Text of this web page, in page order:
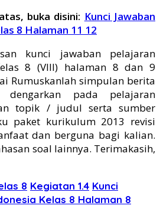
buka disini: Kunci Jawaban
8 Halaman 11 12
kunci jawaban pelajaran
8 (VIII) halaman 8 dan 9
Rumuskanlah simpulan berita
pada pelajaran
topik / judul serta sumber
paket kurikulum 2013 revisi
dan berguna bagi kalian.
soal lainnya. Terimakasih,
8 Kegiatan 1.4 Kunci
Kelas 8 Halaman 8